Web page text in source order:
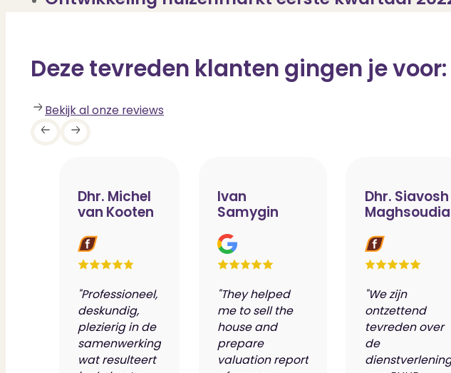
Deze tevreden klanten gingen je voor:
Bekijk al onze reviews
Dhr. Michel
van Kooten
"Professioneel,
deskundig,
plezierig in de
samenwerking
wat resulteert
Ivan
Samygin
"They helped
me to sell the
house and
prepare
valuation report
Dhr. Siavosh
"We zijn
ontzettend
tevreden over
de